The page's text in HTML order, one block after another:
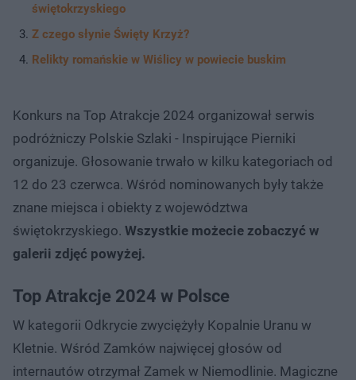
świętokrzyskiego
Z czego słynie Święty Krzyż?
Relikty romańskie w Wiślicy w powiecie buskim
Konkurs na Top Atrakcje 2024 organizował serwis
podróżniczy Polskie Szlaki - Inspirujące Pierniki
organizuje. Głosowanie trwało w kilku kategoriach od
12 do 23 czerwca. Wśród nominowanych były także
znane miejsca i obiekty z województwa
świętokrzyskiego. Wszystkie możecie zobaczyć w
galerii zdjęć powyżej.
Top Atrakcje 2024 w Polsce
W kategorii Odkrycie zwyciężyły Kopalnie Uranu w
Kletnie. Wśród Zamków najwięcej głosów od
internautów otrzymał Zamek w Niemodlinie. Magiczne